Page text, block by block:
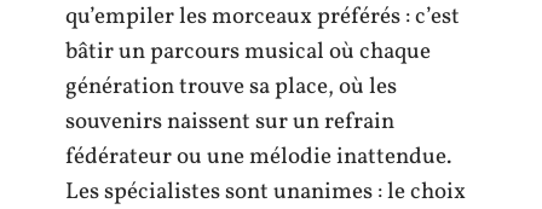
qu’empiler les morceaux préférés : c’est
bâtir un parcours musical où chaque
génération trouve sa place, où les
souvenirs naissent sur un refrain
fédérateur ou une mélodie inattendue.
Les spécialistes sont unanimes : le choix